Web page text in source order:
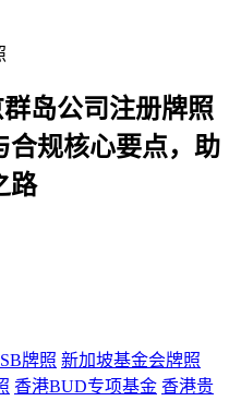
岛公司注册牌照
合规核心要点，助
路
牌照 新加坡基金会牌照
香港BUD专项基金 香港贵